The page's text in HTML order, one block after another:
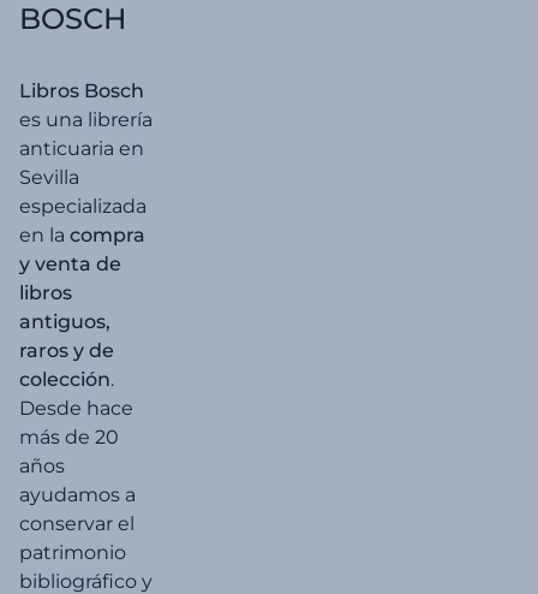
BOSCH
Libros Bosch
es una librería
anticuaria en
Sevilla
especializada
en la compra
y venta de
libros
antiguos,
raros y de
colección.
Desde hace
más de 20
años
ayudamos a
conservar el
patrimonio
bibliográfico y